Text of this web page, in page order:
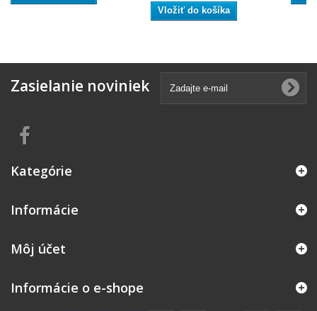
Vložiť do košíka
Zasielanie noviniek
Kategórie
Informácie
Môj účet
Informácie o e-shope